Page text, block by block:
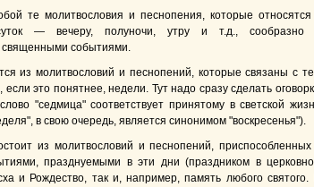
те молитвословия и песнопения, которые относятся
— вечеру, полуночи, утру и т.д., сообразно
событиями.
из молитвословий и песнопений, которые связаны с
это понятнее, недели. Тут надо сразу сделать
"седмица" соответствует принятому в светской
в свою очередь, является синонимом "воскресенья").
из молитвословий и песнопений, приспособленных
празднуемыми в эти дни (праздником в
и Рождество, так и, например, память любого святого.